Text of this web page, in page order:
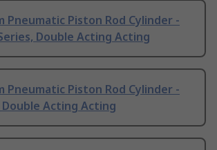
Pneumatic Piston Rod Cylinder -
Double Acting Acting
Pneumatic Piston Rod Cylinder -
Double Acting Acting